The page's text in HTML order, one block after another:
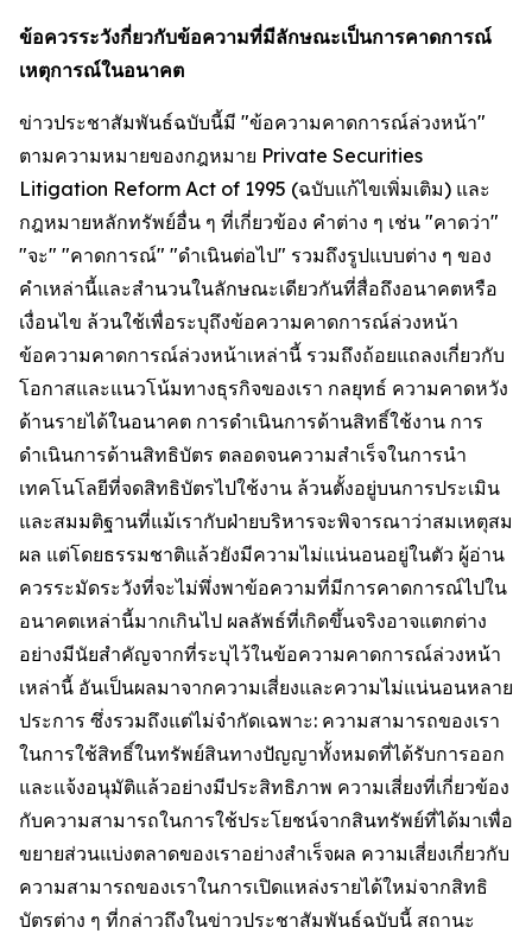
ข้อควรระวังกี่ยวกับข้อความที่มีลักษณะเป็นการคาดการณ์
เหตุการณ์ในอนาคต
ข่าวประชาสัมพันธ์ฉบับนี้มี "ข้อความคาดการณ์ล่วงหน้า"
ตามความหมายของกฎหมาย Private Securities
Litigation Reform Act of 1995 (ฉบับแก้ไขเพิ่มเติม) และ
กฎหมายหลักทรัพย์อื่น ๆ ที่เกี่ยวข้อง คำต่าง ๆ เช่น "คาดว่า"
"จะ" "คาดการณ์" "ดำเนินต่อไป" รวมถึงรูปแบบต่าง ๆ ของ
คำเหล่านี้และสำนวนในลักษณะเดียวกันที่สื่อถึงอนาคตหรือ
เงื่อนไข ล้วนใช้เพื่อระบุถึงข้อความคาดการณ์ล่วงหน้า
ข้อความคาดการณ์ล่วงหน้าเหล่านี้ รวมถึงถ้อยแถลงเกี่ยวกับ
โอกาสและแนวโน้มทางธุรกิจของเรา กลยุทธ์ ความคาดหวัง
ด้านรายได้ในอนาคต การดำเนินการด้านสิทธิ์ใช้งาน การ
ดำเนินการด้านสิทธิบัตร ตลอดจนความสำเร็จในการนำ
เทคโนโลยีที่จดสิทธิบัตรไปใช้งาน ล้วนตั้งอยู่บนการประเมิน
และสมมติฐานที่แม้เรากับฝ่ายบริหารจะพิจารณาว่าสมเหตุสม
ผล แต่โดยธรรมชาติแล้วยังมีความไม่แน่นอนอยู่ในตัว ผู้อ่าน
ควรระมัดระวังที่จะไม่พึ่งพาข้อความที่มีการคาดการณ์ไปใน
อนาคตเหล่านี้มากเกินไป ผลลัพธ์ที่เกิดขึ้นจริงอาจแตกต่าง
อย่างมีนัยสำคัญจากที่ระบุไว้ในข้อความคาดการณ์ล่วงหน้า
เหล่านี้ อันเป็นผลมาจากความเสี่ยงและความไม่แน่นอนหลาย
ประการ ซึ่งรวมถึงแต่ไม่จำกัดเฉพาะ: ความสามารถของเรา
ในการใช้สิทธิ์ในทรัพย์สินทางปัญญาทั้งหมดที่ได้รับการออก
และแจ้งอนุมัติแล้วอย่างมีประสิทธิภาพ ความเสี่ยงที่เกี่ยวข้อง
กับความสามารถในการใช้ประโยชน์จากสินทรัพย์ที่ได้มาเพื่อ
ขยายส่วนแบ่งตลาดของเราอย่างสำเร็จผล ความเสี่ยงเกี่ยวกับ
ความสามารถของเราในการเปิดแหล่งรายได้ใหม่จากสิทธิ
บัตรต่าง ๆ ที่กล่าวถึงในข่าวประชาสัมพันธ์ฉบับนี้ สถานะ